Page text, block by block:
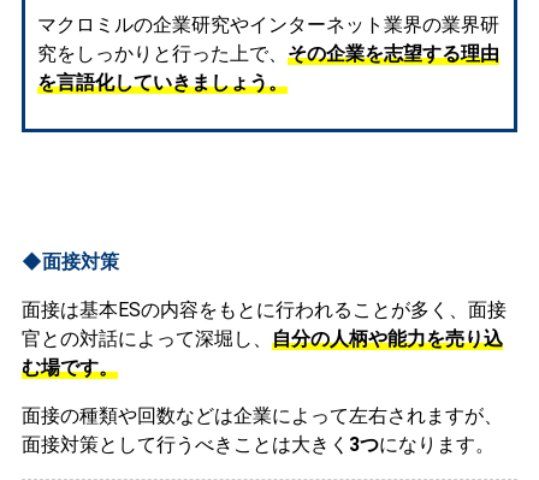
マクロミルの企業研究やインターネット業界の業界研
究をしっかりと行った上で、 その企業を志望する理由
を言語化していきましょう。
◆面接対策
面接は基本ESの内容をもとに行われることが多く、面接
官との対話によって深堀し、 自分の人柄や能力を売り込
む場です。
面接の種類や回数などは企業によって左右されますが、
面接対策として行うべきことは大きく 3つになります。